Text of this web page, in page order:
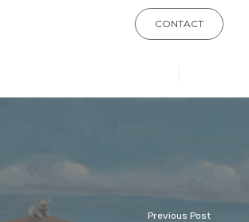
CONTACT
Previous Post